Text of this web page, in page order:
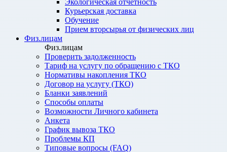
Экологическая отчетность
Курьерская доставка
Обучение
Прием вторсырья от физических лиц
Физ.лицам
Физ.лицам
Проверить задолженность
Тариф на услугу по обращению с ТКО
Нормативы накопления ТКО
Договор на услугу (ТКО)
Бланки заявлений
Способы оплаты
Возможности Личного кабинета
Анкета
График вывоза ТКО
Проблемы КП
Типовые вопросы (FAQ)